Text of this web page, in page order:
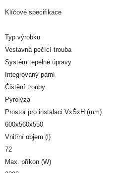
Klíčové specifikace
Typ výrobku
Vestavná pečící trouba
Systém tepelné úpravy
Integrovaný parní
Čištění trouby
Pyrolýza
Prostor pro instalaci VxŠxH (mm)
600x560x550
Vnitřní objem (l)
72
Max. příkon (W)